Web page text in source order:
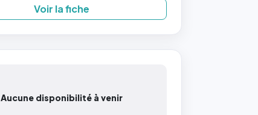
Voir la fiche
Aucune disponibilité à venir